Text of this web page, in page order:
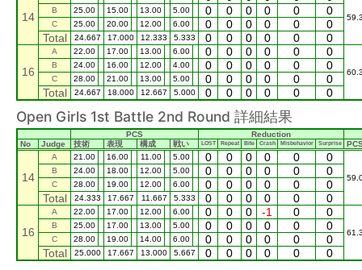
14
B 25.00 15.00 13.00 5.00 0 0 0 0 0 0
C 25.00 20.00 12.00 6.00 0 0 0 0 0
0
Total
24.667 17.000 12.333 5.333 0 0 0 0 0 0
16
A 22.00 17.00 13.00 6.00 0 0 0 0 0 0
B 24.00 16.00 12.00 4.00 0 0 0 0 0 0
C 28.00 21.00 13.00 5.00 0 0 0 0 0
0
Total
24.667 18.000 12.667 5.000 0 0 0 0 0 0
Open Girls 1st Battle 2nd Round 詳細結果
PCS Reduction
No
Judge 技術 表現 構成 戦い LOST Repeat Bite Crash Misbehavior Surprise
14
A 21.00 16.00 11.00 5.00 0 0 0 0 0 0
B 24.00 18.00 12.00 5.00 0 0 0 0 0 0
C 28.00 19.00 12.00 6.00 0 0 0 0 0
0
Total
24.333 17.667 11.667 5.333 0 0 0 0 0 0
16
A 22.00 17.00 12.00 6.00 0 0 0 -1 0 0
B 25.00 17.00 13.00 5.00 0 0 0 0 0 0
C 28.00 19.00 14.00 6.00 0 0 0 0 0
0
Total
25.000 17.667 13.000 5.667 0 0 0 0 0 0